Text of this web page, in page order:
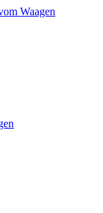
Waagen